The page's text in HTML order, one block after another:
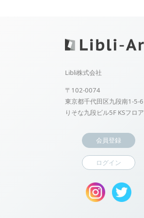
Libli株式会社
〒102-0074
東京都千代田区九段南1-5-6
りそな九段ビル5F KSフロア
会員登録
ログイン